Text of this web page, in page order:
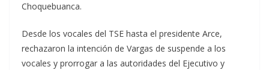
Choquebuanca.
Desde los vocales del TSE hasta el presidente Arce,
rechazaron la intención de Vargas de suspende a los
vocales y prorrogar a las autoridades del Ejecutivo y